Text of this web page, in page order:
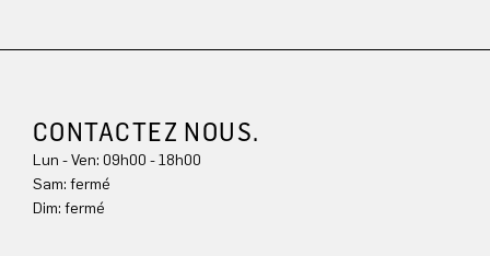
CONTACTEZ NOUS.
Lun - Ven: 09h00 - 18h00
Sam: fermé
Dim: fermé